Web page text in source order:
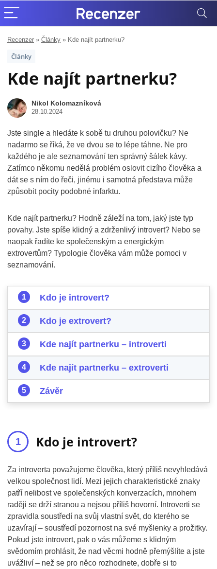
Recenzer » Články » Kde najít partnerku?
Články
Kde najít partnerku?
Nikol Kolomazníková
28.10.2024
Jste single a hledáte k sobě tu druhou polovičku? Ne
nadarmo se říká, že ve dvou se to lépe táhne. Ne pro
každého je ale seznamování ten správný šálek kávy.
Zatímco někomu nedělá problém oslovit cizího člověka a
dát se s ním do řeči, jinému i samotná představa může
způsobit pocity podobné infarktu.
Kde najít partnerku? Hodně záleží na tom, jaký jste typ
povahy. Jste spíše klidný a zdrženlivý introvert? Nebo se
naopak řadíte ke společenským a energickým
extrovertům? Typologie člověka vám může pomoci v
seznamování.
Kdo je introvert?
Kdo je extrovert?
Kde najít partnerku – introverti
Kde najít partnerku – extroverti
Závěr
Kdo je introvert?
Za introverta považujeme člověka, který příliš nevyhledává
velkou společnost lidí. Mezi jejich charakteristické znaky
patří nelibost ve společenských konverzacích, mnohem
raději se drží stranou a nejsou příliš hovorní. Introverti se
zpravidla soustředí na svůj vlastní svět, do kterého se
uzavírají – soustředí pozornost na své myšlenky a prožitky.
Pokud jste introvert, pak o vás můžeme s klidným
svědomím prohlásit, že nad věcmi hodně přemýšlíte a jste
uvážliví – než se pro něco rozhodnete, dobře si to